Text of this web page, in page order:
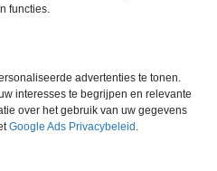
functies.
advertenties te tonen.
interesses te begrijpen en relevante
over het gebruik van uw gegevens
Google Ads Privacybeleid .
Microm 500 OM Cryostat
Gekoelde Microtoom